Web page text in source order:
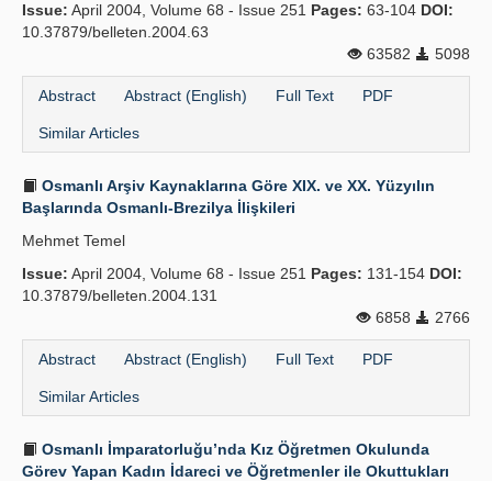
Issue: April 2004, Volume 68 - Issue 251 Pages: 63-104 DOI:
10.37879/belleten.2004.63
63582
5098
Abstract Abstract (English) Full Text PDF
Similar Articles
Osmanlı Arşiv Kaynaklarına Göre XIX. ve XX. Yüzyılın
Başlarında Osmanlı-Brezilya İlişkileri
Mehmet Temel
Issue: April 2004, Volume 68 - Issue 251 Pages: 131-154 DOI:
10.37879/belleten.2004.131
6858
2766
Abstract Abstract (English) Full Text PDF
Similar Articles
Osmanlı İmparatorluğu’nda Kız Öğretmen Okulunda
Görev Yapan Kadın İdareci ve Öğretmenler ile Okuttukları